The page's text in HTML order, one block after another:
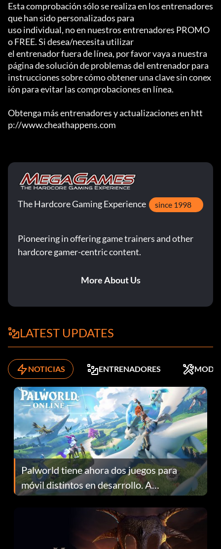
Esta comprobación sólo se realiza en los entrenadores
que han sido personalizados para
uso individual, no en nuestros entrenadores PROMO
o FREE. Si desea/necesita utilizar
el entrenador fuera de línea, por favor vaya a nuestra
página de solución de problemas del entrenador para
instrucciones sobre cómo obtener una clave sin conex
ión para evitar las comprobaciones en línea.
Obtenga más entrenadores y actualizaciones en htt
p://www.cheathappens.com
The Hardcore Gaming Experience since 1998
Pioneering in offering game trainers and other
hardcore gamer-centric content.
More About Us
LATEST UPDATES
NOTICIAS ENTRENADORES MODS
Palworld tiene ahora dos juegos para
móvil distintos en desarrollo. A
continuación te explicamos por qué.